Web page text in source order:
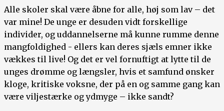
Alle skoler skal være åbne for alle, høj som lav – det
var mine! De unge er desuden vidt forskellige
individer, og uddannelserne må kunne rumme denne
mangfoldighed - ellers kan deres sjæls emner ikke
vækkes til live! Og det er vel fornuftigt at lytte til de
unges drømme og længsler, hvis et samfund ønsker
kloge, kritiske voksne, der på en og samme gang kan
være viljestærke og ydmyge – ikke sandt?